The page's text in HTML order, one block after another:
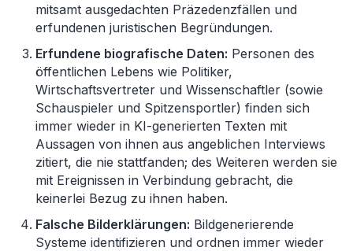
mitsamt ausgedachten Präzedenzfällen und
erfundenen juristischen Begründungen.
Erfundene biografische Daten: Personen des
öffentlichen Lebens wie Politiker,
Wirtschaftsvertreter und Wissenschaftler (sowie
Schauspieler und Spitzensportler) finden sich
immer wieder in KI-generierten Texten mit
Aussagen von ihnen aus angeblichen Interviews
zitiert, die nie stattfanden; des Weiteren werden sie
mit Ereignissen in Verbindung gebracht, die
keinerlei Bezug zu ihnen haben.
Falsche Bilderklärungen: Bildgenerierende
Systeme identifizieren und ordnen immer wieder